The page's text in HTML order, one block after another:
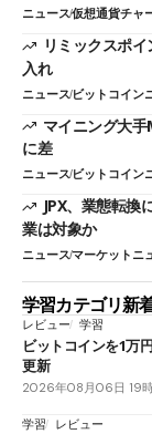
ニュース仮想通貨チャ
リミックスポ
入れ
ニュースビットコイン
マイニング大
に差
ニュースビットコイン
JPX、業態転
業は対象か
ニュースマーケットニ
学習カテゴリ新
レビュー 学習
ビットコインを1万
更新
2026年08月06日 19
学習 レビュー